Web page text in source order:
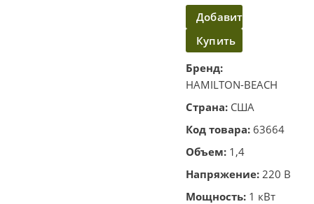
Добавить
в
корзину
Купить
в
один
клик
Бренд:
HAMILTON-BEACH
Страна: США
Код товара: 63664
Объем: 1,4
Напряжение: 220 В
Мощность: 1 кВт